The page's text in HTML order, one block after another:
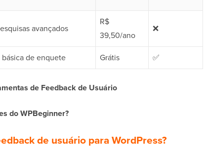
avançados
R$
39,50/ano
❌
de enquete Grátis ✅
de Feedback de Usuário
do WPBeginner?
de usuário para WordPress?